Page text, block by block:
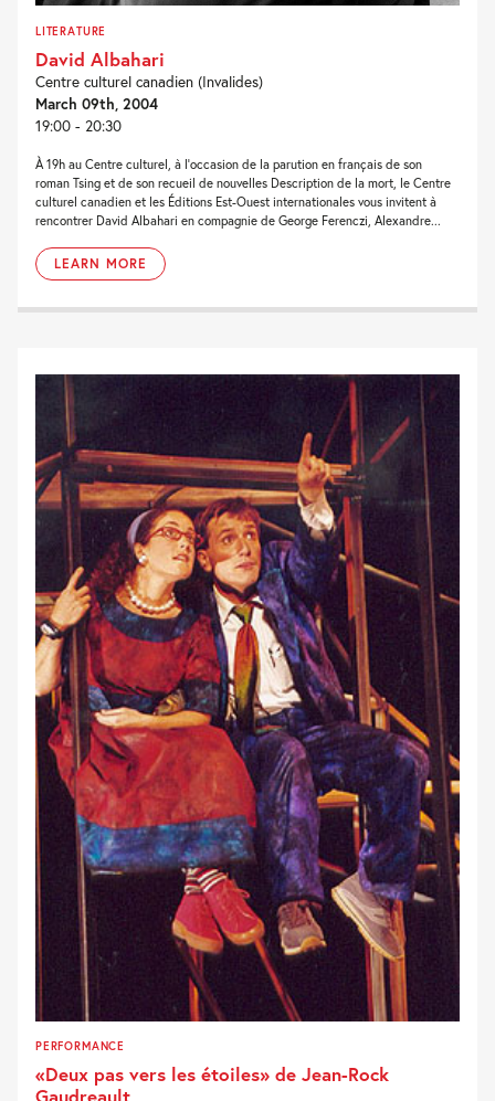
LITERATURE
David Albahari
Centre culturel canadien (Invalides)
March 09th, 2004
19:00 - 20:30
À 19h au Centre culturel, à l’occasion de la parution en français de son
roman Tsing et de son recueil de nouvelles Description de la mort, le Centre
culturel canadien et les Éditions Est-Ouest internationales vous invitent à
rencontrer David Albahari en compagnie de George Ferenczi, Alexandre...
LEARN MORE
PERFORMANCE
«Deux pas vers les étoiles» de Jean-Rock